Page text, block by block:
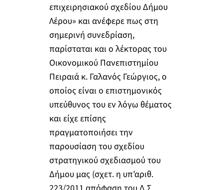
επιχειρησιακού σχεδίου Δήμου
Λέρου» και ανέφερε πως στη
σημερινή συνεδρίαση,
παρίσταται και ο λέκτορας του
Οικονομικού Πανεπιστημίου
Πειραιά κ. Γαλανός Γεώργιος, ο
οποίος είναι ο επιστημονικός
υπεύθυνος του εν λόγω θέματος
και είχε επίσης
πραγματοποιήσει την
παρουσίαση του σχεδίου
στρατηγικού σχεδιασμού του
Δήμου μας (σχετ. η υπ’αριθ.